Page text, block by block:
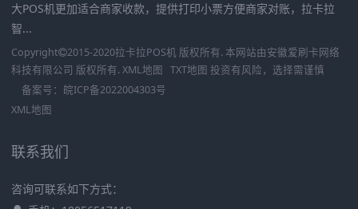
大POS机更加适合商家收款，提供打印小票方便商家对账，拉卡拉
智...
Copyright 2015-2020拉卡拉POS机 版权所有. 本网站由安徽爱刷卡网络
科技有限公司 版权所有. XML地图 TXT地图 投资有风险，选择需谨慎
备案号： 皖ICP备2022004303号
XML地图
联系我们
咨询可联系如下方式：